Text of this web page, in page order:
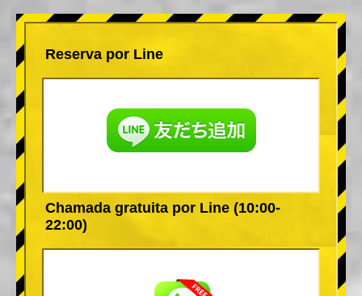
Reserva por Line
Chamada gratuita por Line (10:00-
22:00)